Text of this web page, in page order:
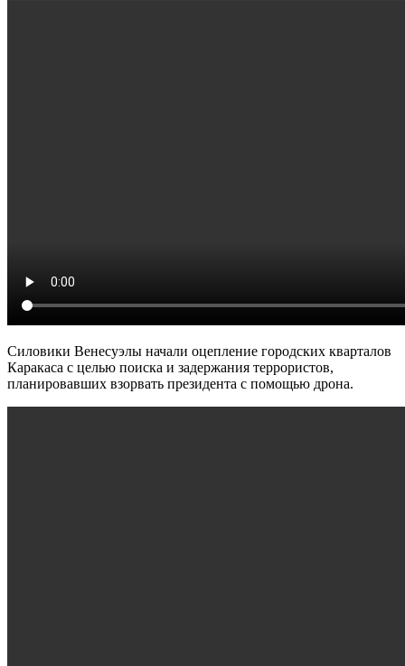
Силовики Венесуэлы начали оцепление городских кварталов
Каракаса с целью поиска и задержания террористов,
планировавших взорвать президента с помощью дрона.